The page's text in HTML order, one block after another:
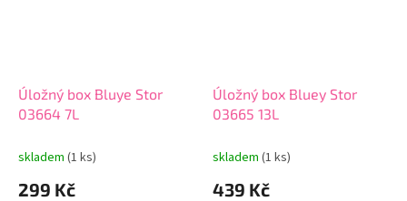
Úložný box Bluye Stor
03664 7L
skladem (1 ks)
299 Kč
Úložný box Bluey Stor
03665 13L
skladem (1 ks)
439 Kč